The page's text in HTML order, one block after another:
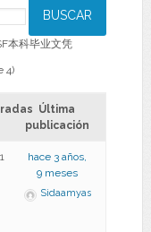
本科毕业文凭
4)
Última
publicación
1
hace 3 años,
9 meses
Sidaamyas